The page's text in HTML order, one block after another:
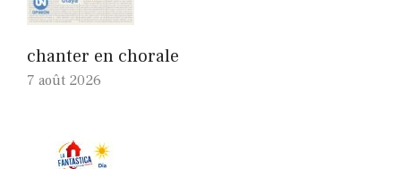
chanter en chorale
7 août 2026